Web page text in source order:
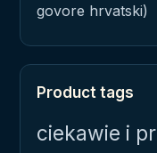
govore hrvatski)
Product tags
ciekawie i